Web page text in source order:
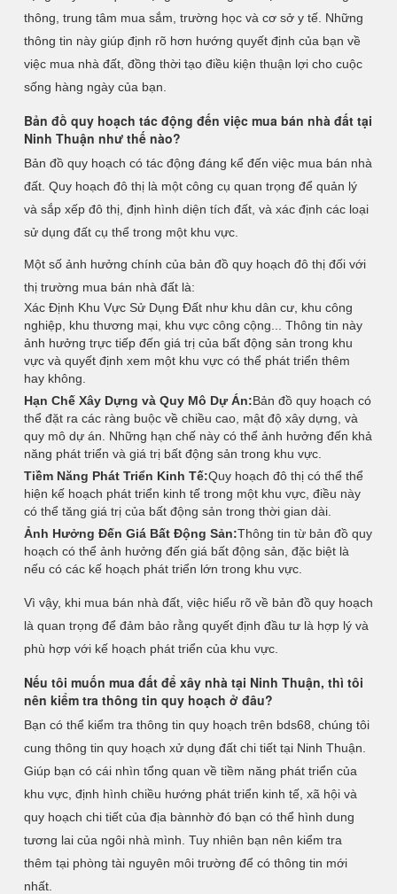
thông, trung tâm mua sắm, trường học và cơ sở y tế. Những
thông tin này giúp định rõ hơn hướng quyết định của bạn về
việc mua nhà đất, đồng thời tạo điều kiện thuận lợi cho cuộc
sống hàng ngày của bạn.
Bản đồ quy hoạch tác động đến việc mua bán nhà đất tại
Ninh Thuận như thế nào?
Bản đồ quy hoạch có tác động đáng kể đến việc mua bán nhà
đất. Quy hoạch đô thị là một công cụ quan trọng để quản lý
và sắp xếp đô thị, định hình diện tích đất, và xác định các loại
sử dụng đất cụ thể trong một khu vực.
Một số ảnh hưởng chính của bản đồ quy hoạch đô thị đối với
thị trường mua bán nhà đất là:
Xác Định Khu Vực Sử Dụng Đất như khu dân cư, khu công
nghiệp, khu thương mại, khu vực công cộng... Thông tin này
ảnh hưởng trực tiếp đến giá trị của bất động sản trong khu
vực và quyết định xem một khu vực có thể phát triển thêm
hay không.
Hạn Chế Xây Dựng và Quy Mô Dự Án:Bản đồ quy hoạch có
thể đặt ra các ràng buộc về chiều cao, mật độ xây dựng, và
quy mô dự án. Những hạn chế này có thể ảnh hưởng đến khả
năng phát triển và giá trị bất động sản trong khu vực.
Tiềm Năng Phát Triển Kinh Tế:Quy hoạch đô thị có thể thể
hiện kế hoạch phát triển kinh tế trong một khu vực, điều này
có thể tăng giá trị của bất động sản trong thời gian dài.
Ảnh Hưởng Đến Giá Bất Động Sản:Thông tin từ bản đồ quy
hoạch có thể ảnh hưởng đến giá bất động sản, đặc biệt là
nếu có các kế hoạch phát triển lớn trong khu vực.
Vì vậy, khi mua bán nhà đất, việc hiểu rõ về bản đồ quy hoạch
là quan trọng để đảm bảo rằng quyết định đầu tư là hợp lý và
phù hợp với kế hoạch phát triển của khu vực.
Nếu tôi muốn mua đất để xây nhà tại Ninh Thuận, thì tôi
nên kiểm tra thông tin quy hoạch ở đâu?
Bạn có thể kiểm tra thông tin quy hoạch trên bds68, chúng tôi
cung thông tin quy hoạch xử dụng đất chi tiết tại Ninh Thuận.
Giúp bạn có cái nhìn tổng quan về tiềm năng phát triển của
khu vực, định hình chiều hướng phát triển kinh tế, xã hội và
quy hoạch chi tiết của địa bànnhờ đó bạn có thể hình dung
tương lai của ngôi nhà mình. Tuy nhiên bạn nên kiểm tra
thêm tại phòng tài nguyên môi trường để có thông tin mới
nhất.